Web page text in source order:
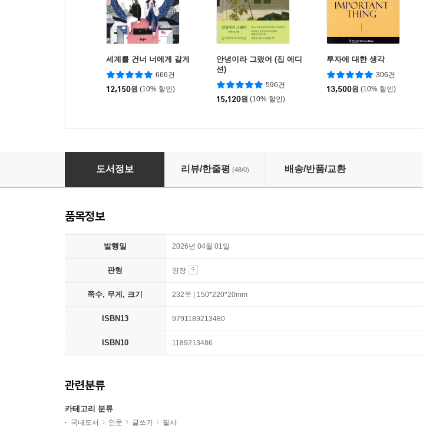
세계를 건너 너에게 갈게
666건
12,150원 (10% 할인)
안녕이라 그랬어 (집 에디
션)
596건
15,120원 (10% 할인)
투자에 대한 생각
306건
13,500원 (10% 할인)
별 헤는 밤의 필사
도서정보 리뷰/한줄평 (48/0) 배송/반품/교환
품목정보
발행일 2026년 04월 01일
판형 양장
쪽수, 무게, 크기 232쪽 | 150*220*20mm
ISBN13 9791189213480
ISBN10 1189213486
관련분류
카테고리 분류
국내도서 인문 글쓰기 필사